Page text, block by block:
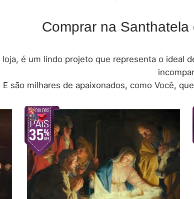
Comprar na
é um lindo projeto que representa o ideal
E são milhares de apaixonados, como Você,